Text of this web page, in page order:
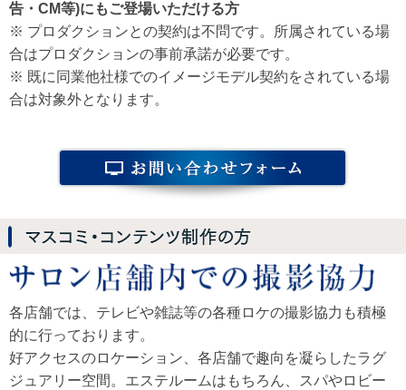
告・CM等)にもご登場いただける方
※ プロダクションとの契約は不問です。所属されている場
合はプロダクションの事前承諾が必要です。
※ 既に同業他社様でのイメージモデル契約をされている場
合は対象外となります。
各店舗では、テレビや雑誌等の各種ロケの撮影協力も積極
的に行っております。
好アクセスのロケーション、各店舗で趣向を凝らしたラグ
ジュアリー空間。エステルームはもちろん、スパやロビー